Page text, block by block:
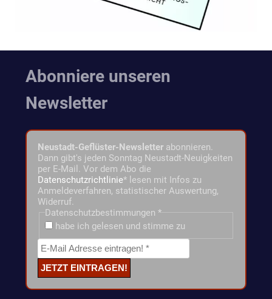
Abonniere unseren
Newsletter
Neustadt-Geflüster-Newsletter abonnieren.
Dann gibt's jeden Sonntag Neustadt-Neuigkeiten
per E-Mail. Vor dem Abo die
Datenschutzrichtlinie* lesen mit Infos zu
Anmeldeverfahren, statistischer Auswertung,
Widerruf.
Datenschutzbestimmungen *
habe ich gelesen und stimme zu